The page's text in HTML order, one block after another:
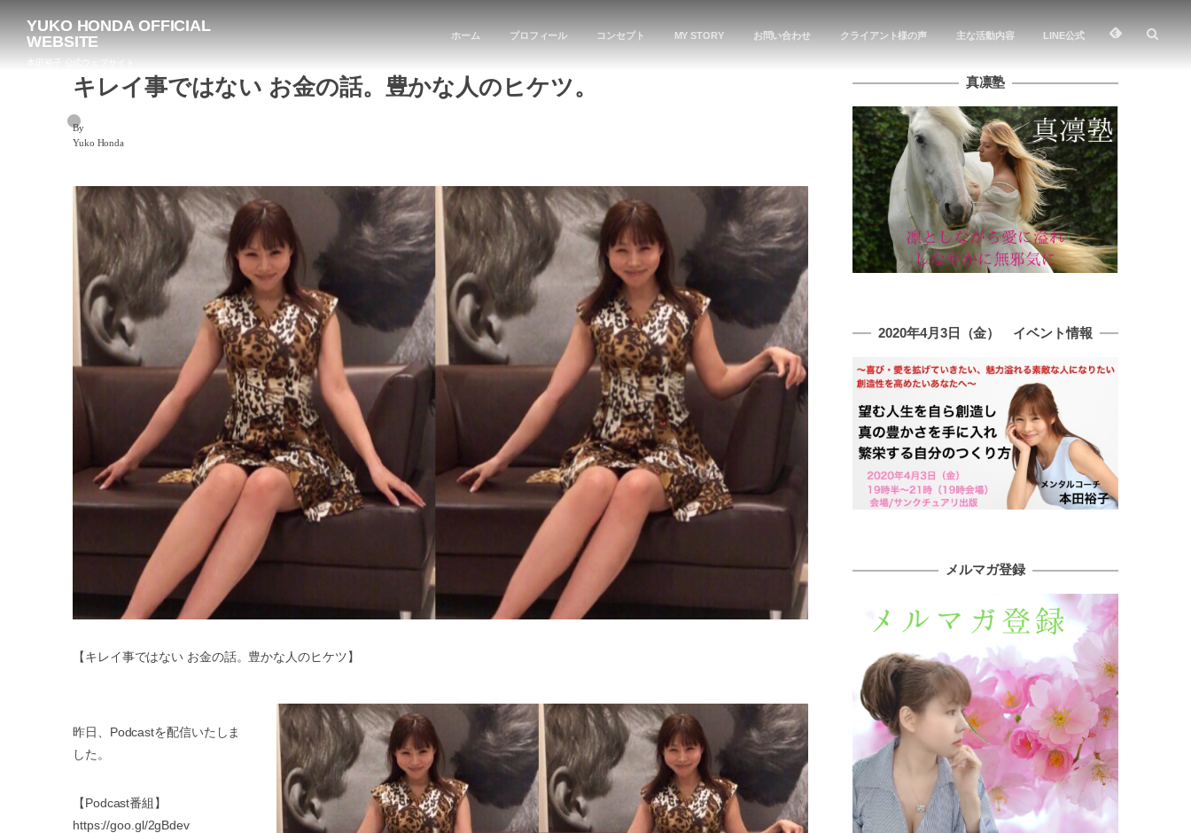
YUKO HONDA OFFICIAL
WEBSITE
ホーム プロフィール コンセプト MY STORY お問い合わせ クライアント様の声 主な活動内容 LINE公式
キレイ事ではない お金の話。豊かな人のヒケツ。
By
Yuko Honda
【キレイ事ではない お金の話。豊かな人のヒケツ】
昨日、Podcastを配信いたしま
した。
【Podcast番組】
https://goo.gl/2gBdev
真凛塾
2020年4月3日（金） イベント情報
メルマガ登録